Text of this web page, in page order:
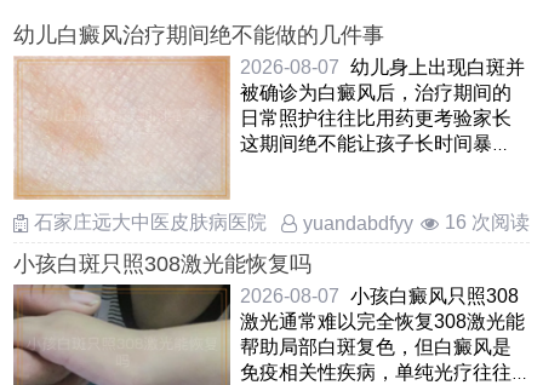
幼儿白癜风治疗期间绝不能做的几件事
2026-08-07 幼儿身上出现白斑并
被确诊为白癜风后，治疗期间的
日常照护往往比用药更考验家长
这期间绝不能让孩子长时间暴
石家庄远大中医皮肤病医院 yuandabdfyy 16 次阅读
小孩白斑只照308激光能恢复吗
2026-08-07 小孩白癜风只照308
激光通常难以完全恢复308激光能
帮助局部白斑复色，但白癜风是
免疫相关性疾病，单纯光疗往往